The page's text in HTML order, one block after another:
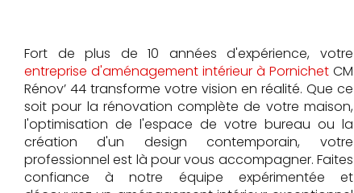
Fort de plus de 10 années d'expérience, votre
entreprise d'aménagement intérieur à Pornichet CM
Rénov’ 44 transforme votre vision en réalité. Que ce
soit pour la rénovation complète de votre maison,
l'optimisation de l'espace de votre bureau ou la
création d'un design contemporain, votre
professionnel est là pour vous accompagner. Faites
confiance à notre équipe expérimentée et